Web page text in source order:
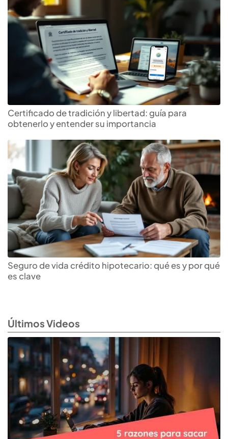
Certificado de tradición y libertad: guía para
obtenerlo y entender su importancia
Seguro de vida crédito hipotecario: qué es y por qué
es clave
Últimos Videos